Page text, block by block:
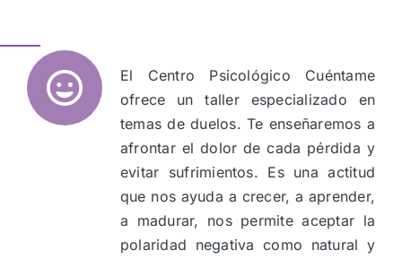
El Centro Psicológico Cuéntame
ofrece un taller especializado en
temas de duelos. Te enseñaremos a
afrontar el dolor de cada pérdida y
evitar sufrimientos. Es una actitud
que nos ayuda a crecer, a aprender,
a madurar, nos permite aceptar la
polaridad negativa como natural y